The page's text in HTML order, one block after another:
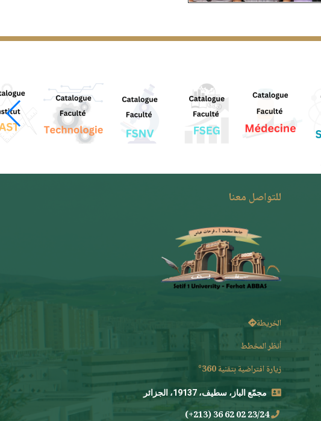
للتواصل معنا
الخريطة
أنظر المخطط
زيارة افتراضية بتقنية 360°
مجمّع الباز، سطيف، 19137، الجزائر
23/24 02 62 36 (213+)